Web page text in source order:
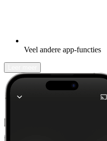
Veel andere app-functies